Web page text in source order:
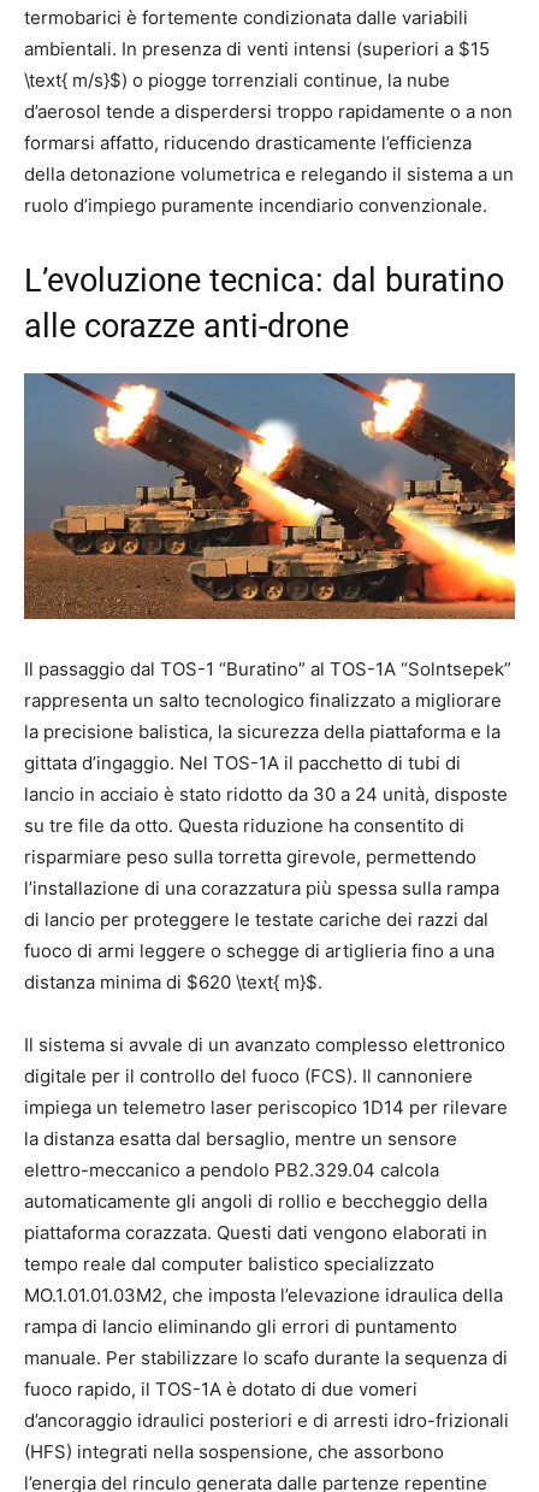
termobarici è fortemente condizionata dalle variabili
ambientali. In presenza di venti intensi (superiori a $15
\text{ m/s}$) o piogge torrenziali continue, la nube
d’aerosol tende a disperdersi troppo rapidamente o a non
formarsi affatto, riducendo drasticamente l’efficienza
della detonazione volumetrica e relegando il sistema a un
ruolo d’impiego puramente incendiario convenzionale.
L’evoluzione tecnica: dal buratino
alle corazze anti-drone
Il passaggio dal TOS-1 “Buratino” al TOS-1A “Solntsepek”
rappresenta un salto tecnologico finalizzato a migliorare
la precisione balistica, la sicurezza della piattaforma e la
gittata d’ingaggio. Nel TOS-1A il pacchetto di tubi di
lancio in acciaio è stato ridotto da 30 a 24 unità, disposte
su tre file da otto. Questa riduzione ha consentito di
risparmiare peso sulla torretta girevole, permettendo
l’installazione di una corazzatura più spessa sulla rampa
di lancio per proteggere le testate cariche dei razzi dal
fuoco di armi leggere o schegge di artiglieria fino a una
distanza minima di $620 \text{ m}$.
Il sistema si avvale di un avanzato complesso elettronico
digitale per il controllo del fuoco (FCS). Il cannoniere
impiega un telemetro laser periscopico 1D14 per rilevare
la distanza esatta dal bersaglio, mentre un sensore
elettro-meccanico a pendolo PB2.329.04 calcola
automaticamente gli angoli di rollio e beccheggio della
piattaforma corazzata. Questi dati vengono elaborati in
tempo reale dal computer balistico specializzato
MO.1.01.01.03M2, che imposta l’elevazione idraulica della
rampa di lancio eliminando gli errori di puntamento
manuale. Per stabilizzare lo scafo durante la sequenza di
fuoco rapido, il TOS-1A è dotato di due vomeri
d’ancoraggio idraulici posteriori e di arresti idro-frizionali
(HFS) integrati nella sospensione, che assorbono
l’energia del rinculo generata dalle partenze repentine